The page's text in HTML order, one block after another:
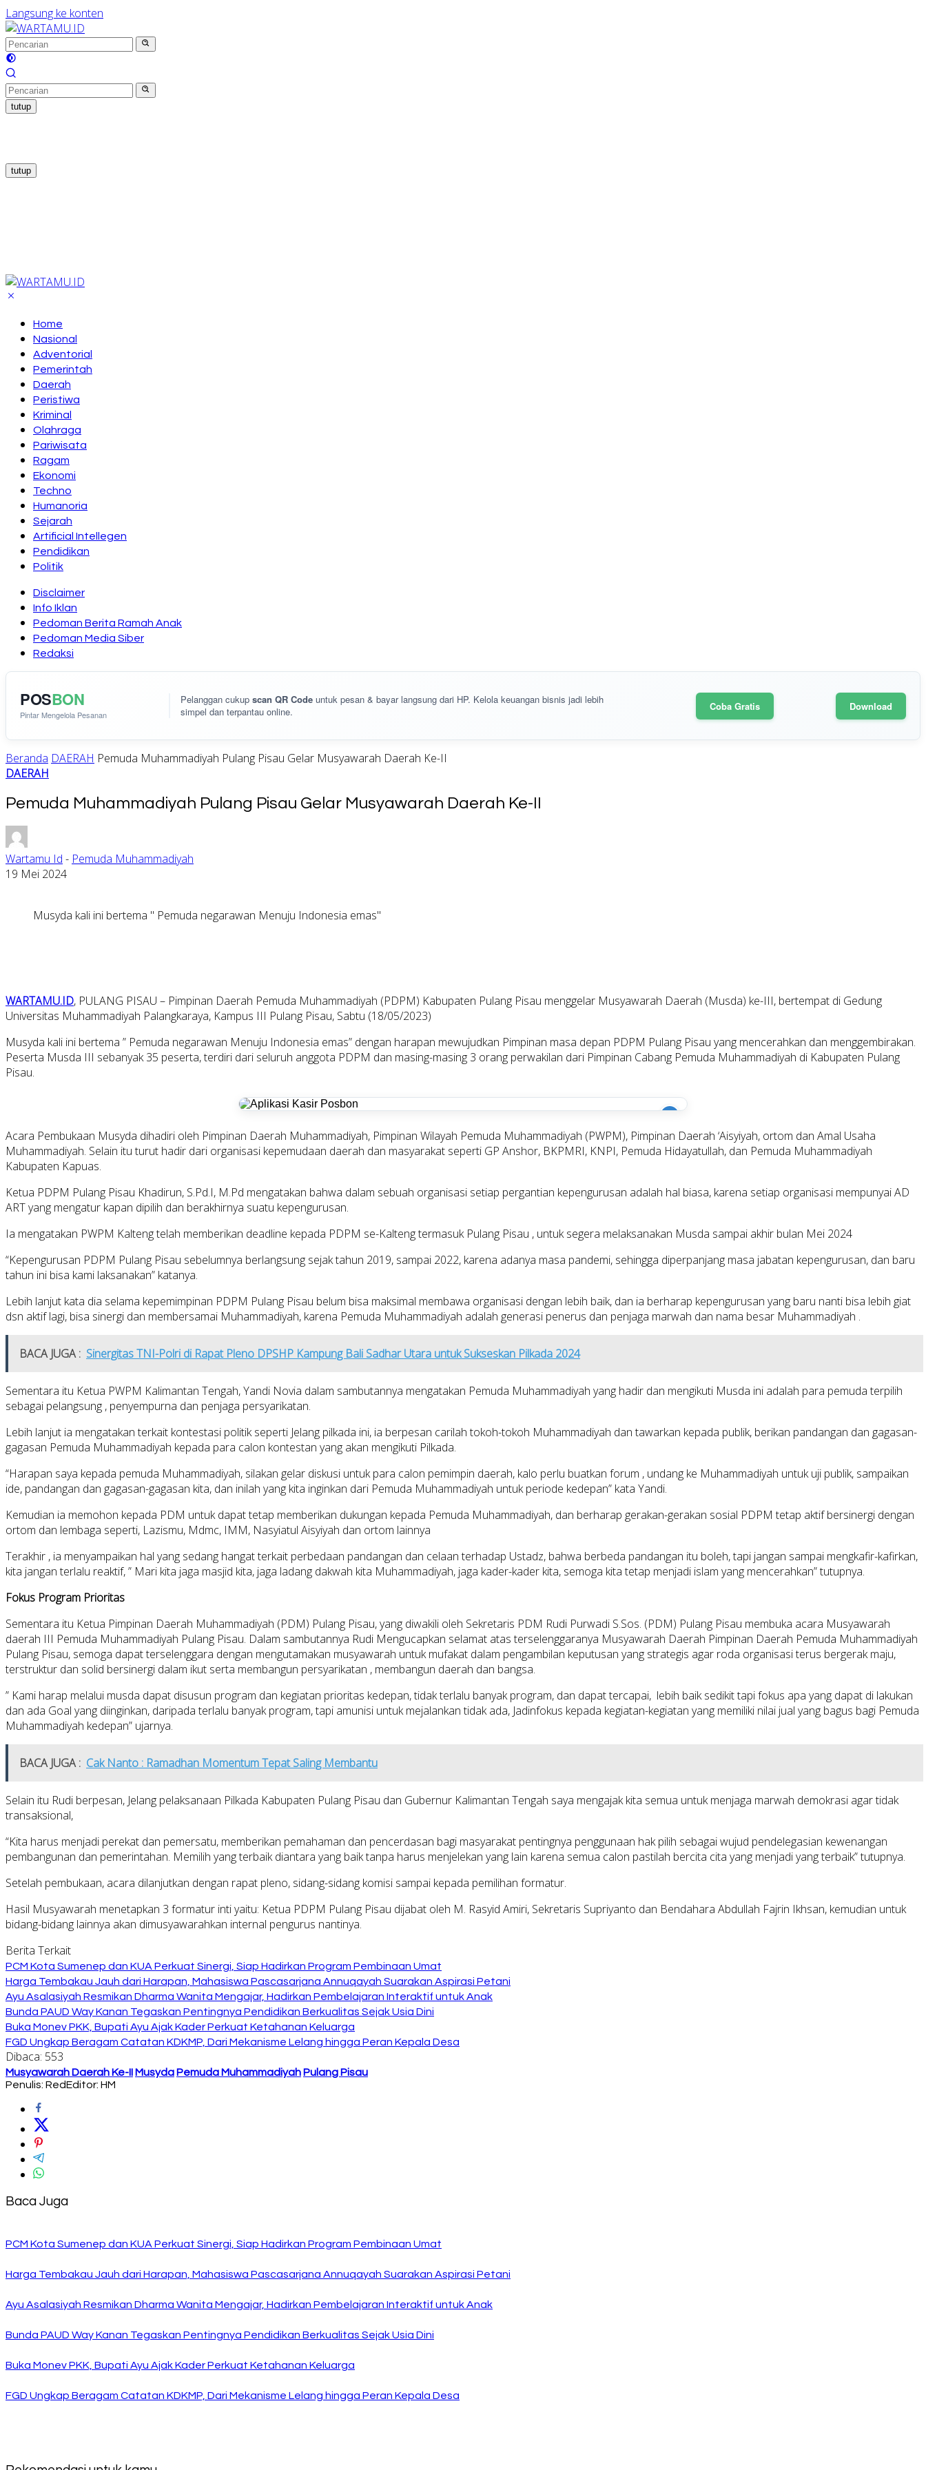
Langsung ke konten
tutup
tutup
Home
Nasional
Adventorial
Pemerintah
Daerah
Peristiwa
Kriminal
Olahraga
Pariwisata
Ragam
Ekonomi
Techno
Humanoria
Sejarah
Artificial Intellegen
Pendidikan
Politik
Disclaimer
Info Iklan
Pedoman Berita Ramah Anak
Pedoman Media Siber
Redaksi
POSBON
Pintar Mengelola Pesanan
Pelanggan cukup scan QR Code untuk pesan & bayar langsung dari HP. Kelola keuangan bisnis jadi lebih
simpel dan terpantau online.
Coba Gratis Download
Beranda DAERAH Pemuda Muhammadiyah Pulang Pisau Gelar Musyawarah Daerah Ke-II
DAERAH
Pemuda Muhammadiyah Pulang Pisau Gelar Musyawarah Daerah Ke-II
Wartamu Id - Pemuda Muhammadiyah
19 Mei 2024
Musyda kali ini bertema " Pemuda negarawan Menuju Indonesia emas"
WARTAMU.ID, PULANG PISAU – Pimpinan Daerah Pemuda Muhammadiyah (PDPM) Kabupaten Pulang Pisau menggelar Musyawarah Daerah (Musda) ke-III, bertempat di Gedung
Universitas Muhammadiyah Palangkaraya, Kampus III Pulang Pisau, Sabtu (18/05/2023)
Musyda kali ini bertema ” Pemuda negarawan Menuju Indonesia emas” dengan harapan mewujudkan Pimpinan masa depan PDPM Pulang Pisau yang mencerahkan dan menggembirakan.
Peserta Musda III sebanyak 35 peserta, terdiri dari seluruh anggota PDPM dan masing-masing 3 orang perwakilan dari Pimpinan Cabang Pemuda Muhammadiyah di Kabupaten Pulang
Pisau.
i
Acara Pembukaan Musyda dihadiri oleh Pimpinan Daerah Muhammadiyah, Pimpinan Wilayah Pemuda Muhammadiyah (PWPM), Pimpinan Daerah ‘Aisyiyah, ortom dan Amal Usaha
Muhammadiyah. Selain itu turut hadir dari organisasi kepemudaan daerah dan masyarakat seperti GP Anshor, BKPMRI, KNPI, Pemuda Hidayatullah, dan Pemuda Muhammadiyah
Kabupaten Kapuas.
Ketua PDPM Pulang Pisau Khadirun, S.Pd.I, M.Pd mengatakan bahwa dalam sebuah organisasi setiap pergantian kepengurusan adalah hal biasa, karena setiap organisasi mempunyai AD
ART yang mengatur kapan dipilih dan berakhirnya suatu kepengurusan.
Ia mengatakan PWPM Kalteng telah memberikan deadline kepada PDPM se-Kalteng termasuk Pulang Pisau , untuk segera melaksanakan Musda sampai akhir bulan Mei 2024
“Kepengurusan PDPM Pulang Pisau sebelumnya berlangsung sejak tahun 2019, sampai 2022, karena adanya masa pandemi, sehingga diperpanjang masa jabatan kepengurusan, dan baru
tahun ini bisa kami laksanakan” katanya.
Lebih lanjut kata dia selama kepemimpinan PDPM Pulang Pisau belum bisa maksimal membawa organisasi dengan lebih baik, dan ia berharap kepengurusan yang baru nanti bisa lebih giat
dsn aktif lagi, bisa sinergi dan membersamai Muhammadiyah, karena Pemuda Muhammadiyah adalah generasi penerus dan penjaga marwah dan nama besar Muhammadiyah .
BACA JUGA : Sinergitas TNI-Polri di Rapat Pleno DPSHP Kampung Bali Sadhar Utara untuk Sukseskan Pilkada 2024
Sementara itu Ketua PWPM Kalimantan Tengah, Yandi Novia dalam sambutannya mengatakan Pemuda Muhammadiyah yang hadir dan mengikuti Musda ini adalah para pemuda terpilih
sebagai pelangsung , penyempurna dan penjaga persyarikatan.
Lebih lanjut ia mengatakan terkait kontestasi politik seperti Jelang pilkada ini, ia berpesan carilah tokoh-tokoh Muhammadiyah dan tawarkan kepada publik, berikan pandangan dan gagasan-
gagasan Pemuda Muhammadiyah kepada para calon kontestan yang akan mengikuti Pilkada.
“Harapan saya kepada pemuda Muhammadiyah, silakan gelar diskusi untuk para calon pemimpin daerah, kalo perlu buatkan forum , undang ke Muhammadiyah untuk uji publik, sampaikan
ide, pandangan dan gagasan-gagasan kita, dan inilah yang kita inginkan dari Pemuda Muhammadiyah untuk periode kedepan” kata Yandi.
Kemudian ia memohon kepada PDM untuk dapat tetap memberikan dukungan kepada Pemuda Muhammadiyah, dan berharap gerakan-gerakan sosial PDPM tetap aktif bersinergi dengan
ortom dan lembaga seperti, Lazismu, Mdmc, IMM, Nasyiatul Aisyiyah dan ortom lainnya
Terakhir , ia menyampaikan hal yang sedang hangat terkait perbedaan pandangan dan celaan terhadap Ustadz, bahwa berbeda pandangan itu boleh, tapi jangan sampai mengkafir-kafirkan,
kita jangan terlalu reaktif, ” Mari kita jaga masjid kita, jaga ladang dakwah kita Muhammadiyah, jaga kader-kader kita, semoga kita tetap menjadi islam yang mencerahkan” tutupnya.
Fokus Program Prioritas
Sementara itu Ketua Pimpinan Daerah Muhammadiyah (PDM) Pulang Pisau, yang diwakili oleh Sekretaris PDM Rudi Purwadi S.Sos. (PDM) Pulang Pisau membuka acara Musyawarah
daerah III Pemuda Muhammadiyah Pulang Pisau. Dalam sambutannya Rudi Mengucapkan selamat atas terselenggaranya Musyawarah Daerah Pimpinan Daerah Pemuda Muhammadiyah
Pulang Pisau, semoga dapat terselenggara dengan mengutamakan musyawarah untuk mufakat dalam pengambilan keputusan yang strategis agar roda organisasi terus bergerak maju,
terstruktur dan solid bersinergi dalam ikut serta membangun persyarikatan , membangun daerah dan bangsa.
” Kami harap melalui musda dapat disusun program dan kegiatan prioritas kedepan, tidak terlalu banyak program, dan dapat tercapai, lebih baik sedikit tapi fokus apa yang dapat di lakukan
dan ada Goal yang diinginkan, daripada terlalu banyak program, tapi amunisi untuk mejalankan tidak ada, Jadinfokus kepada kegiatan-kegiatan yang memiliki nilai jual yang bagus bagi Pemuda
Muhammadiyah kedepan” ujarnya.
BACA JUGA : Cak Nanto : Ramadhan Momentum Tepat Saling Membantu
Selain itu Rudi berpesan, Jelang pelaksanaan Pilkada Kabupaten Pulang Pisau dan Gubernur Kalimantan Tengah saya mengajak kita semua untuk menjaga marwah demokrasi agar tidak
transaksional,
“Kita harus menjadi perekat dan pemersatu, memberikan pemahaman dan pencerdasan bagi masyarakat pentingnya penggunaan hak pilih sebagai wujud pendelegasian kewenangan
pembangunan dan pemerintahan. Memilih yang terbaik diantara yang baik tanpa harus menjelekan yang lain karena semua calon pastilah bercita cita yang menjadi yang terbaik” tutupnya.
Setelah pembukaan, acara dilanjutkan dengan rapat pleno, sidang-sidang komisi sampai kepada pemilihan formatur.
Hasil Musyawarah menetapkan 3 formatur inti yaitu: Ketua PDPM Pulang Pisau dijabat oleh M. Rasyid Amiri, Sekretaris Supriyanto dan Bendahara Abdullah Fajrin Ikhsan, kemudian untuk
bidang-bidang lainnya akan dimusyawarahkan internal pengurus nantinya.
Berita Terkait
PCM Kota Sumenep dan KUA Perkuat Sinergi, Siap Hadirkan Program Pembinaan Umat
Harga Tembakau Jauh dari Harapan, Mahasiswa Pascasarjana Annuqayah Suarakan Aspirasi Petani
Ayu Asalasiyah Resmikan Dharma Wanita Mengajar, Hadirkan Pembelajaran Interaktif untuk Anak
Bunda PAUD Way Kanan Tegaskan Pentingnya Pendidikan Berkualitas Sejak Usia Dini
Buka Monev PKK, Bupati Ayu Ajak Kader Perkuat Ketahanan Keluarga
FGD Ungkap Beragam Catatan KDKMP, Dari Mekanisme Lelang hingga Peran Kepala Desa
Dibaca: 553
Musyawarah Daerah Ke-II Musyda Pemuda Muhammadiyah Pulang Pisau
Penulis: RedEditor: HM
Baca Juga
PCM Kota Sumenep dan KUA Perkuat Sinergi, Siap Hadirkan Program Pembinaan Umat
Harga Tembakau Jauh dari Harapan, Mahasiswa Pascasarjana Annuqayah Suarakan Aspirasi Petani
Ayu Asalasiyah Resmikan Dharma Wanita Mengajar, Hadirkan Pembelajaran Interaktif untuk Anak
Bunda PAUD Way Kanan Tegaskan Pentingnya Pendidikan Berkualitas Sejak Usia Dini
Buka Monev PKK, Bupati Ayu Ajak Kader Perkuat Ketahanan Keluarga
FGD Ungkap Beragam Catatan KDKMP, Dari Mekanisme Lelang hingga Peran Kepala Desa